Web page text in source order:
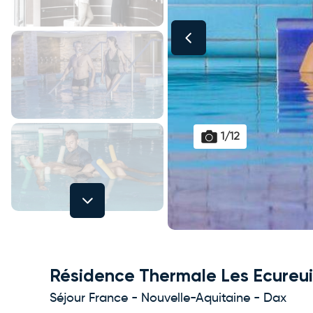
Next
1/12
Résidence Thermale Les
Séjour France - Nouvelle-Aquitaine - Dax